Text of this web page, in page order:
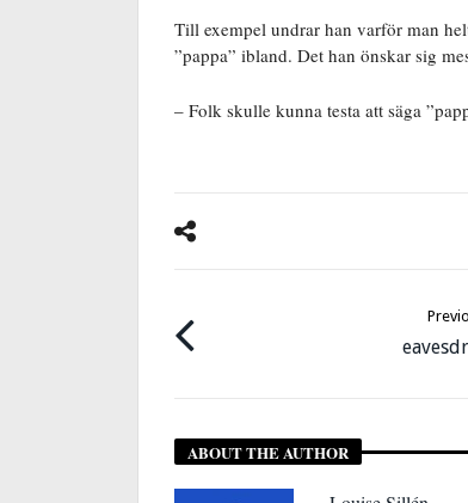
Till exempel undrar han varför man
”pappa” ibland. Det han önskar sig
– Folk skulle kunna testa att säga
ABOUT THE AUTHOR